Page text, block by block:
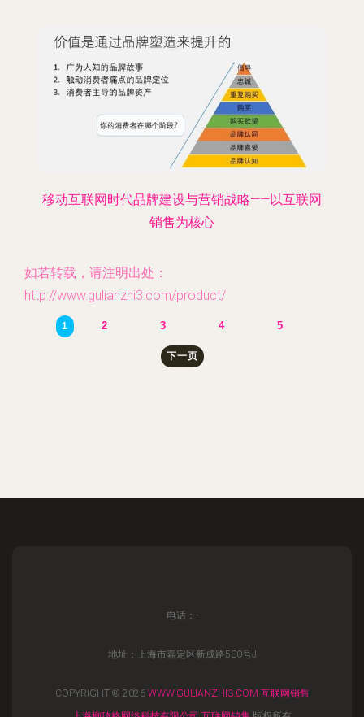
移动互联网时代品牌建设与营销战略——以互联网
销售为核心
如若转载，请注明出处：
http://www.gulianzhi3.com/product/
1 2 3 4 5
下一页
电话：-
地址：上海市嘉定区新成路500号J
COPYRIGHT © 2026 WWW.GULIANZHI3.COM 互联网销售